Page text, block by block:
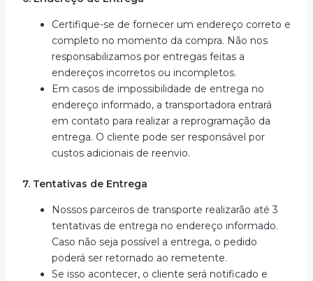
Certifique-se de fornecer um endereço correto e
completo no momento da compra. Não nos
responsabilizamos por entregas feitas a
endereços incorretos ou incompletos.
Em casos de impossibilidade de entrega no
endereço informado, a transportadora entrará
em contato para realizar a reprogramação da
entrega. O cliente pode ser responsável por
custos adicionais de reenvio.
7. Tentativas de Entrega
Nossos parceiros de transporte realizarão até 3
tentativas de entrega no endereço informado.
Caso não seja possível a entrega, o pedido
poderá ser retornado ao remetente.
Se isso acontecer, o cliente será notificado e